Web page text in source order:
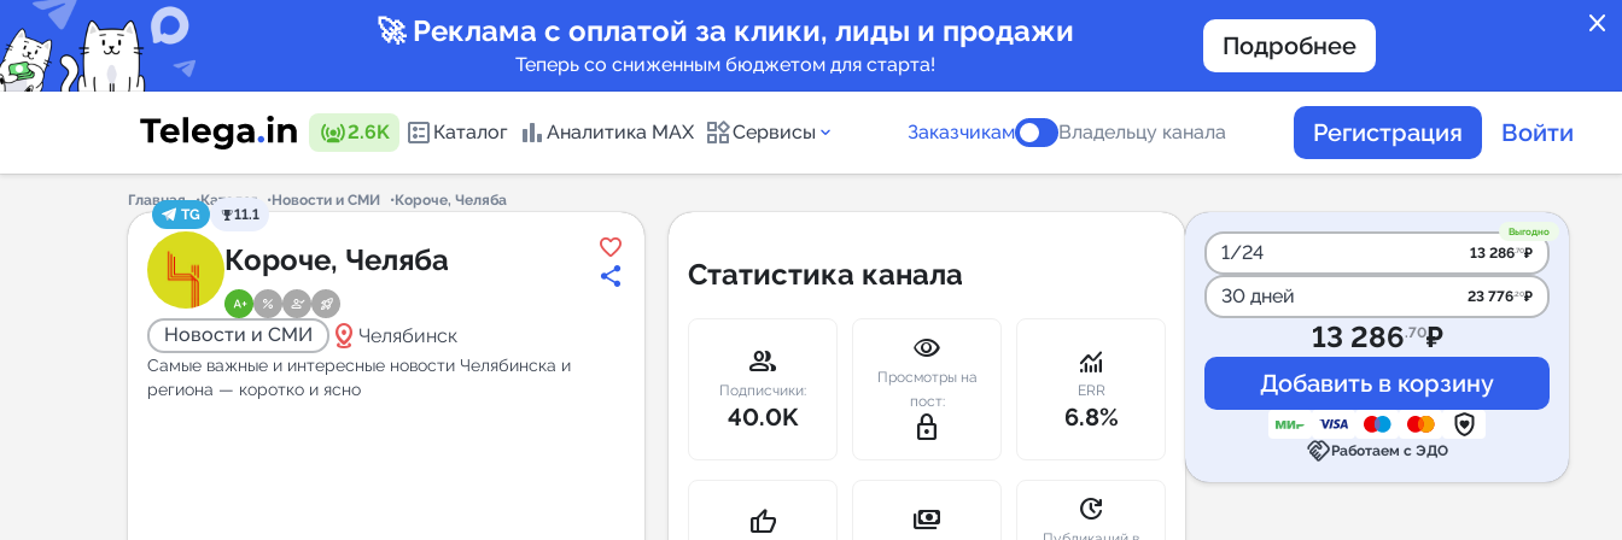
close
🚀 Реклама с оплатой за клики, лиды и продажи
Теперь со сниженным бюджетом для старта!
Подробнее
2.6K Каталог Аналитика MAX Сервисы
Каталог каналов
Горящие предложения
Индекс читаемости каналов в
Telegram
New
сопровождение
Заказчикам Владельцу канала Регистрация Войти
Главная Каталог Новости и СМИ
Короче, Челяба
TG
11.1
Короче, Челяба
Новости и СМИ distance Челябинск
Самые важные и интересные новости Челябинска и
региона — коротко и ясно
Статистика канала
group
Подписчики:
40.0K
visibility
Просмотры на
пост:
lock_outline
monitoring
ERR
6.8%
thumb_up payments update
Выгодно
1/24 13 286.70₽
30 дней 23 776.20₽
13 286.70₽
handshakeРаботаем с ЭДО